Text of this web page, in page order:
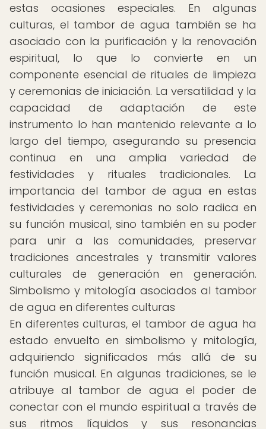
estas ocasiones especiales. En algunas
culturas, el tambor de agua también se ha
asociado con la purificación y la renovación
espiritual, lo que lo convierte en un
componente esencial de rituales de limpieza
y ceremonias de iniciación. La versatilidad y la
capacidad de adaptación de este
instrumento lo han mantenido relevante a lo
largo del tiempo, asegurando su presencia
continua en una amplia variedad de
festividades y rituales tradicionales. La
importancia del tambor de agua en estas
festividades y ceremonias no solo radica en
su función musical, sino también en su poder
para unir a las comunidades, preservar
tradiciones ancestrales y transmitir valores
culturales de generación en generación.
Simbolismo y mitología asociados al tambor
de agua en diferentes culturas
En diferentes culturas, el tambor de agua ha
estado envuelto en simbolismo y mitología,
adquiriendo significados más allá de su
función musical. En algunas tradiciones, se le
atribuye al tambor de agua el poder de
conectar con el mundo espiritual a través de
sus ritmos líquidos y sus resonancias